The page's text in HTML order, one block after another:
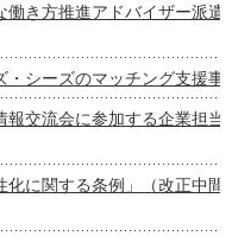
き方推進アドバイザー派遣
シーズのマッチング支援事
交流会に参加する企業担当
化に関する条例」（改正中